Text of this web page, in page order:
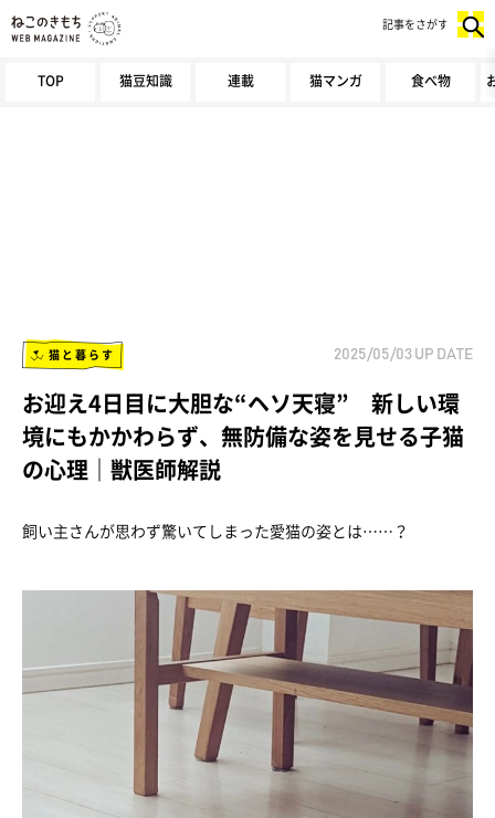
TOP 猫豆知識 連載 猫マンガ 食べ物
記事をさがす
猫と暮らす 2025/05/03 UP DATE
お迎え4日目に大胆な“ヘソ天寝” 新しい環
境にもかかわらず、無防備な姿を見せる子猫
の心理｜獣医師解説
飼い主さんが思わず驚いてしまった愛猫の姿とは……？